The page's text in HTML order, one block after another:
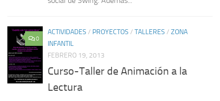
0
ACTIVIDADES / PROYECTOS / TALLERES / ZONA
INFANTIL
FEBRERO 19, 2013
Curso-Taller de Animación a la
Lectura